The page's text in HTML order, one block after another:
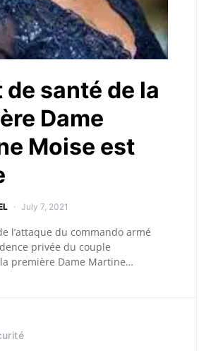
de santé de la
Dame
Moise est
July 7, 2021
l’attaque du commando armé
privée du couple
première Dame Martine…